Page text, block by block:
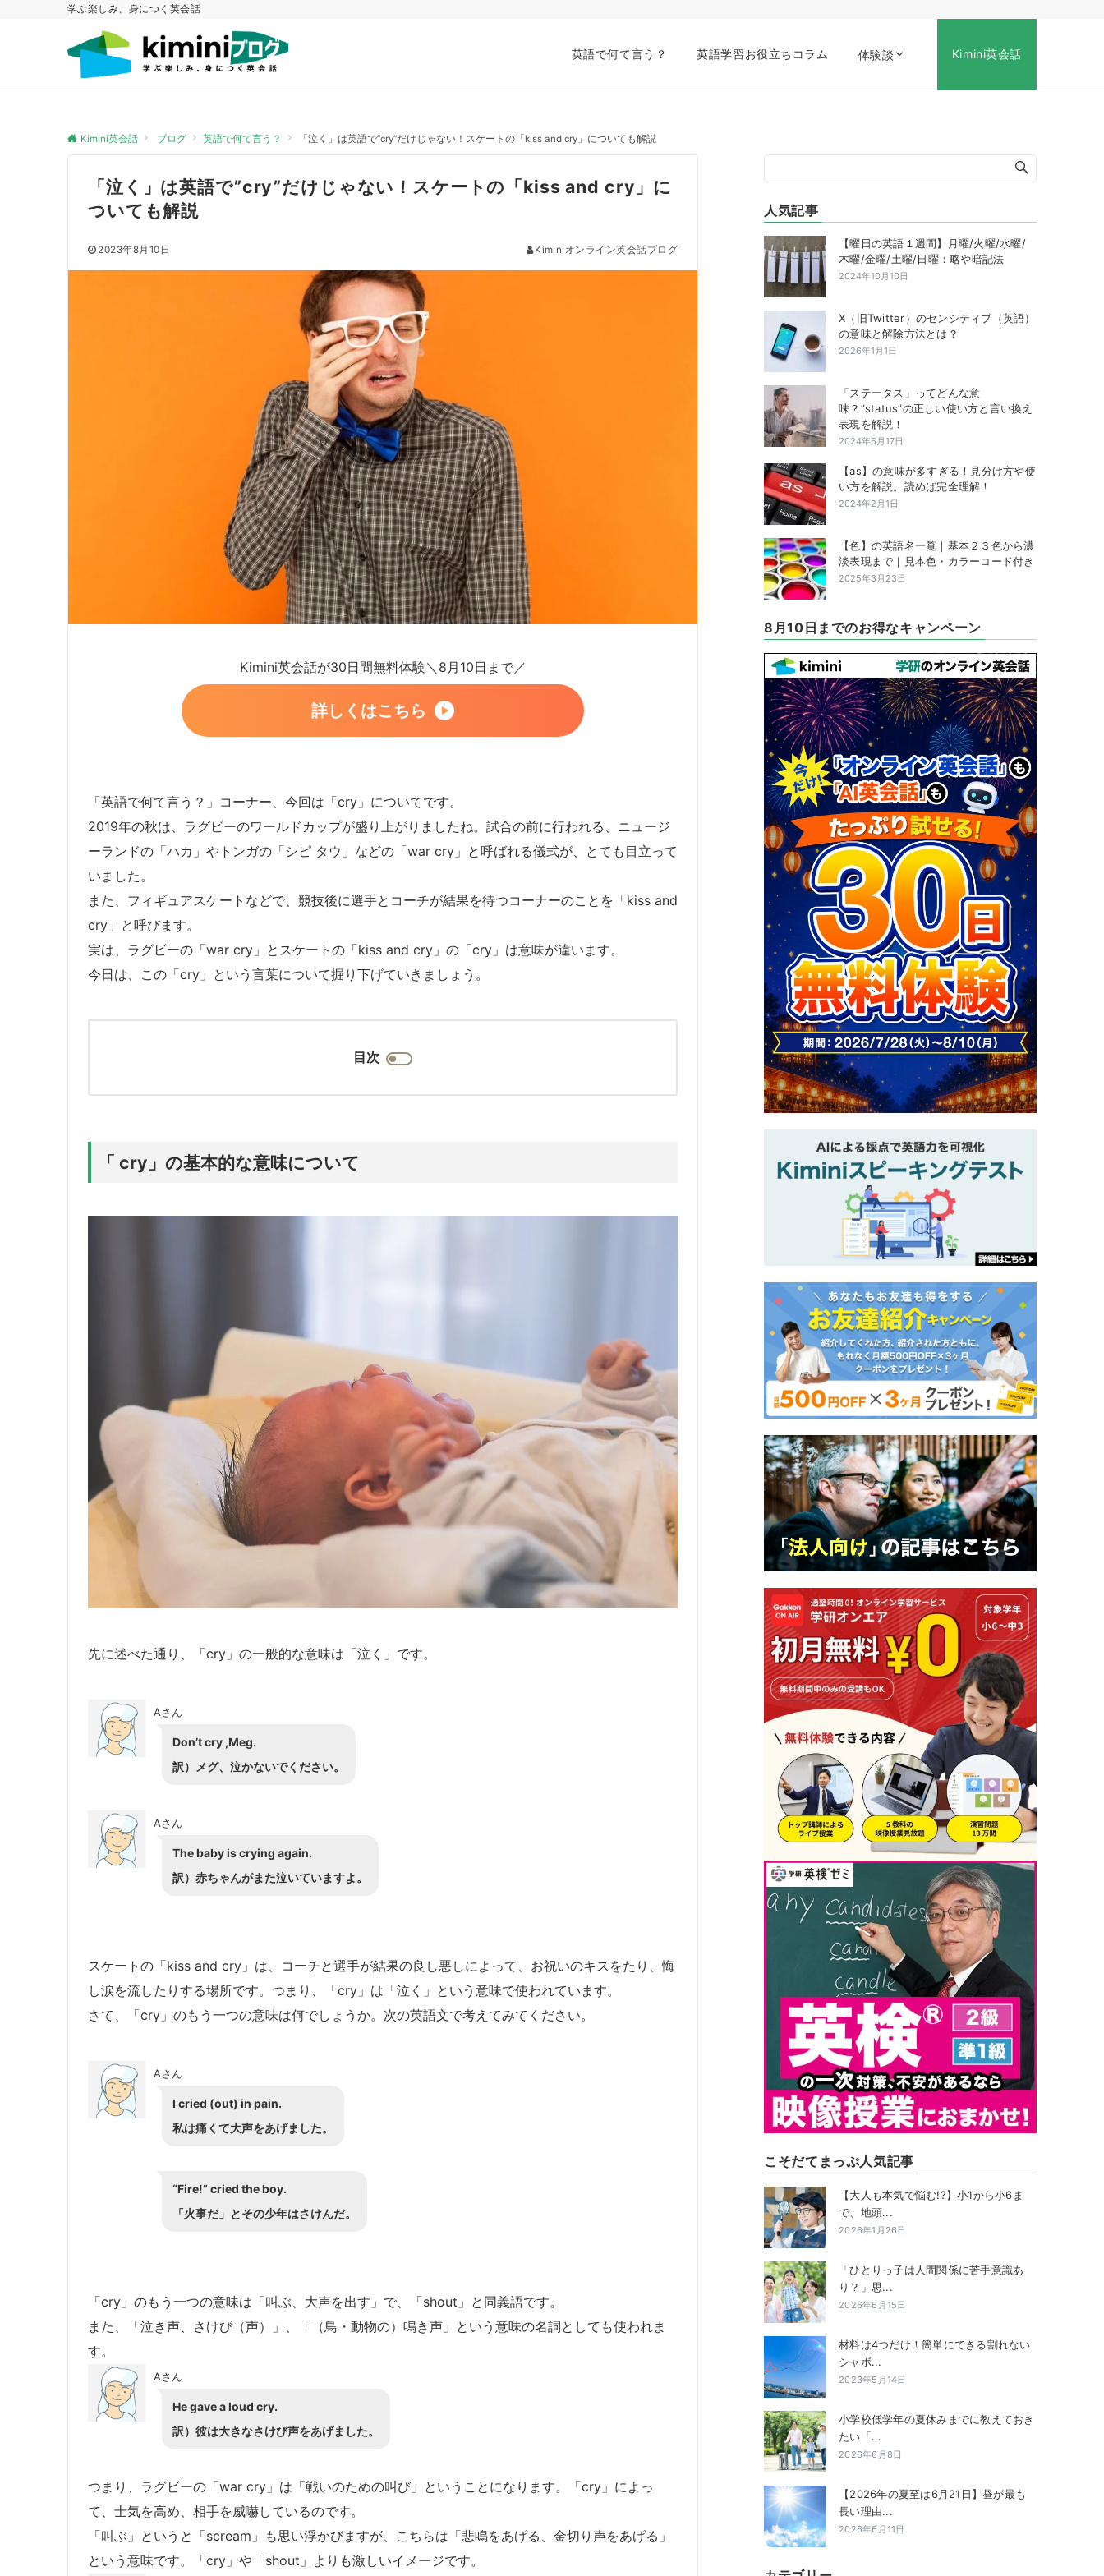
学ぶ楽しみ、身につく英会話
英語で何て言う？ 英語学習お役立ちコラム 体験談 Kimini英会話
Kimini英会話 ブログ 英語で何て言う？ 「泣く」は英語で”cry”だけじゃない！スケートの「kiss and cry」についても解説
「泣く」は英語で”cry”だけじゃない！スケートの「kiss and cry」に
ついても解説
2023年8月10日 Kiminiオンライン英会話ブログ
Kimini英会話が30日間無料体験＼8月10日まで／
詳しくはこちら
「英語で何て言う？」コーナー、今回は「cry」についてです。
2019年の秋は、ラグビーのワールドカップが盛り上がりましたね。試合の前に行われる、ニュージ
ーランドの「ハカ」やトンガの「シピ タウ」などの「war cry」と呼ばれる儀式が、とても目立って
いました。
また、フィギュアスケートなどで、競技後に選手とコーチが結果を待つコーナーのことを「kiss and
cry」と呼びます。
実は、ラグビーの「war cry」とスケートの「kiss and cry」の「cry」は意味が違います。
今日は、この「cry」という言葉について掘り下げていきましょう。
目次
「 cry」の基本的な意味について
先に述べた通り、「cry」の一般的な意味は「泣く」です。
Aさん
Don’t cry ,Meg.
訳）メグ、泣かないでください。
Aさん
The baby is crying again.
訳）赤ちゃんがまた泣いていますよ。
スケートの「kiss and cry」は、コーチと選手が結果の良し悪しによって、お祝いのキスをたり、悔
し涙を流したりする場所です。つまり、「cry」は「泣く」という意味で使われています。
さて、「cry」のもう一つの意味は何でしょうか。次の英語文で考えてみてください。
Aさん
I cried (out) in pain.
私は痛くて大声をあげました。
“Fire!” cried the boy.
「火事だ」とその少年はさけんだ。
「cry」のもう一つの意味は「叫ぶ、大声を出す」で、「shout」と同義語です。
また、「泣き声、さけび（声）」、「（鳥・動物の）鳴き声」という意味の名詞としても使われま
す。
Aさん
He gave a loud cry.
訳）彼は大きなさけび声をあげました。
つまり、ラグビーの「war cry」は「戦いのための叫び」ということになります。「cry」によっ
て、士気を高め、相手を威嚇しているのです。
「叫ぶ」というと「scream」も思い浮かびますが、こちらは「悲鳴をあげる、金切り声をあげる」
という意味です。「cry」や「shout」よりも激しいイメージです。
人気記事
【曜日の英語１週間】月曜/火曜/水曜/
木曜/金曜/土曜/日曜：略や暗記法
2024年10月10日
X（旧Twitter）のセンシティブ（英語）
の意味と解除方法とは？
2026年1月1日
「ステータス」ってどんな意
味？”status”の正しい使い方と言い換え
表現を解説！
2024年6月17日
【as】の意味が多すぎる！見分け方や使
い方を解説。読めば完全理解！
2024年2月1日
【色】の英語名一覧｜基本２３色から濃
淡表現まで｜見本色・カラーコード付き
2025年3月23日
8月10日までのお得なキャンペーン
こそだてまっぷ人気記事
【大人も本気で悩む!?】小1から小6ま
で、地頭...
2026年1月26日
「ひとりっ子は人間関係に苦手意識あ
り？」思...
2026年6月15日
材料は4つだけ！簡単にできる割れない
シャボ...
2023年5月14日
小学校低学年の夏休みまでに教えておき
たい「...
2026年6月8日
【2026年の夏至は6月21日】昼が最も
長い理由...
2026年6月11日